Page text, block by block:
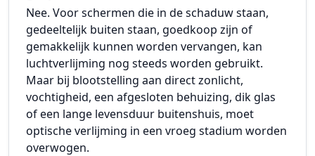
Nee. Voor schermen die in de schaduw staan,
gedeeltelijk buiten staan, goedkoop zijn of
gemakkelijk kunnen worden vervangen, kan
luchtverlijming nog steeds worden gebruikt.
Maar bij blootstelling aan direct zonlicht,
vochtigheid, een afgesloten behuizing, dik glas
of een lange levensduur buitenshuis, moet
optische verlijming in een vroeg stadium worden
overwogen.